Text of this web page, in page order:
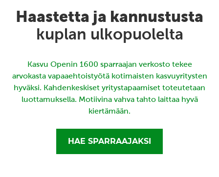
Haastetta ja kannustusta
kuplan ulkopuolelta
Kasvu Openin 1600 sparraajan verkosto tekee
arvokasta vapaaehtoistyötä kotimaisten kasvuyritysten
hyväksi. Kahdenkeskiset yritystapaamiset toteutetaan
luottamuksella. Motiivina vahva tahto laittaa hyvä
kiertämään.
HAE SPARRAAJAKSI